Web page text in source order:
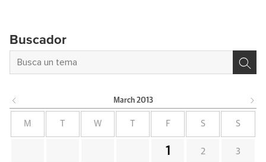
Buscador
March 2013
M W F S S
1 2 3